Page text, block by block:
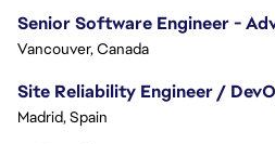
Vancouver, Canada
Site Reliability Engineer /
Madrid, Spain